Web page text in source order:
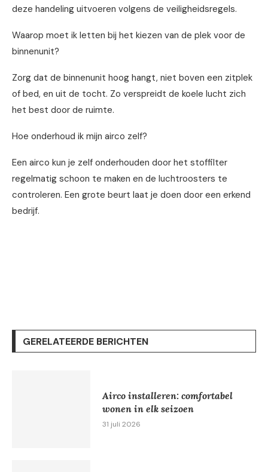
deze handeling uitvoeren volgens de veiligheidsregels.
Waarop moet ik letten bij het kiezen van de plek voor de
binnenunit?
Zorg dat de binnenunit hoog hangt, niet boven een zitplek
of bed, en uit de tocht. Zo verspreidt de koele lucht zich
het best door de ruimte.
Hoe onderhoud ik mijn airco zelf?
Een airco kun je zelf onderhouden door het stoffilter
regelmatig schoon te maken en de luchtroosters te
controleren. Een grote beurt laat je doen door een erkend
bedrijf.
GERELATEERDE BERICHTEN
Airco installeren: comfortabel
wonen in elk seizoen
31 juli 2026